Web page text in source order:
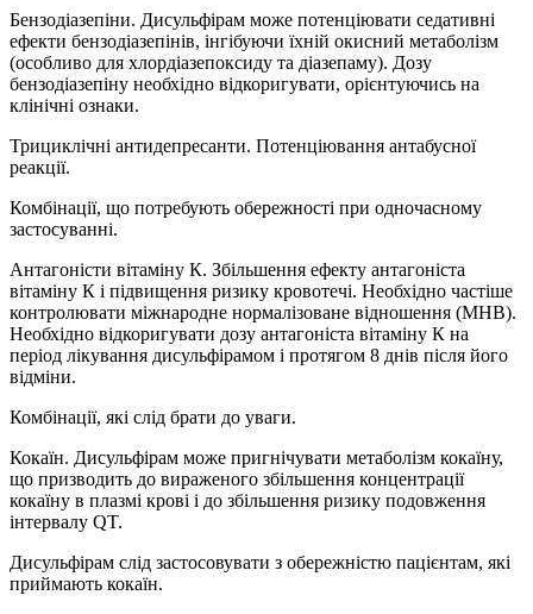
Бензодіазепіни. Дисульфірам може потенціювати седативні
ефекти бензодіазепінів, інгібуючи їхній окисний метаболізм
(особливо для хлордіазепоксиду та діазепаму). Дозу
бензодіазепіну необхідно відкоригувати, орієнтуючись на
клінічні ознаки.
Трициклічні антидепресанти. Потенціювання антабусної
реакції.
Комбінації, що потребують обережності при одночасному
застосуванні.
Антагоністи вітаміну К. Збільшення ефекту антагоніста
вітаміну К і підвищення ризику кровотечі. Необхідно частіше
контролювати міжнародне нормалізоване відношення (МНВ).
Необхідно відкоригувати дозу антагоніста вітаміну К на
період лікування дисульфірамом і протягом 8 днів після його
відміни.
Комбінації, які слід брати до уваги.
Кокаїн. Дисульфірам може пригнічувати метаболізм кокаїну,
що призводить до вираженого збільшення концентрації
кокаїну в плазмі крові і до збільшення ризику подовження
інтервалу QT.
Дисульфірам слід застосовувати з обережністю пацієнтам, які
приймають кокаїн.